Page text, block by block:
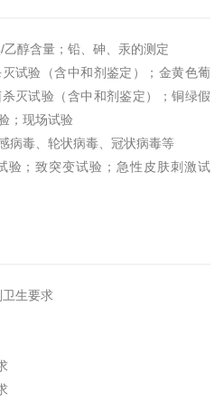
醇含量；铅、砷、汞的测定
试验（含中和剂鉴定）；金黄色葡
灭试验（含中和剂鉴定）；铜绿假
；现场试验
病毒、轮状病毒、冠状病毒等
验；致突变试验；急性皮肤刺激试
生要求